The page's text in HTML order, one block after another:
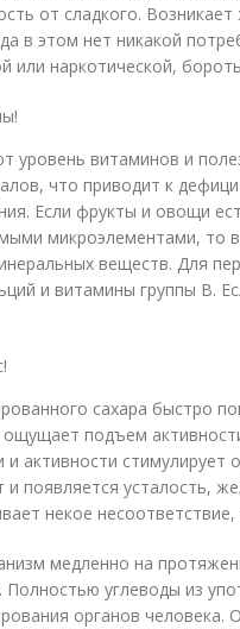
от сладкого.
в этом нет никакой
или наркотической,
уровень витаминов и
что приводит к
Если фрукты и овощи
микроэлементами, то в
веществ. Для
и витамины группы В.
сахара быстро
подъем
активности стимулирует
появляется усталость,
некое
медленно на
углеводы из
органов человека.